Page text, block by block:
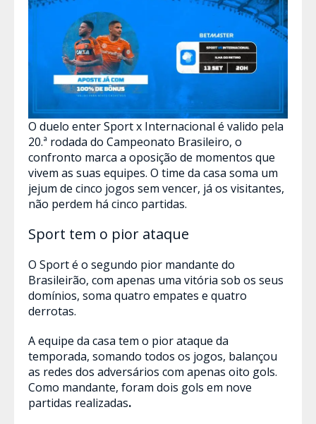
O duelo enter Sport x Internacional é valido pela
20.ª rodada do Campeonato Brasileiro, o
confronto marca a oposição de momentos que
vivem as suas equipes. O time da casa soma um
jejum de cinco jogos sem vencer, já os visitantes,
não perdem há cinco partidas.
Sport tem o pior ataque
O Sport é o segundo pior mandante do
Brasileirão, com apenas uma vitória sob os seus
domínios, soma quatro empates e quatro
derrotas.
A equipe da casa tem o pior ataque da
temporada, somando todos os jogos, balançou
as redes dos adversários com apenas oito gols.
Como mandante, foram dois gols em nove
partidas realizadas.